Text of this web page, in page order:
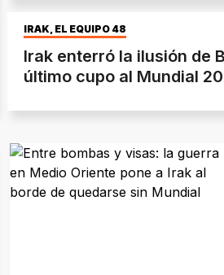
IRAK, EL EQUIPO 48
Irak enterró la ilusión de
último cupo al Mundial